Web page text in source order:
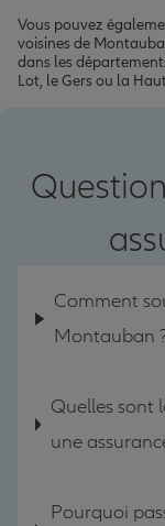
Vous pouvez
voisines de
dans les
Lot, le Gers ou la
Comment
Montauban
Quelles sont
une
Pourquoi